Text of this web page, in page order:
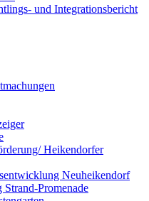
und Integrationsbericht
Heikendorfer
Neuheikendorf
Strand-Promenade